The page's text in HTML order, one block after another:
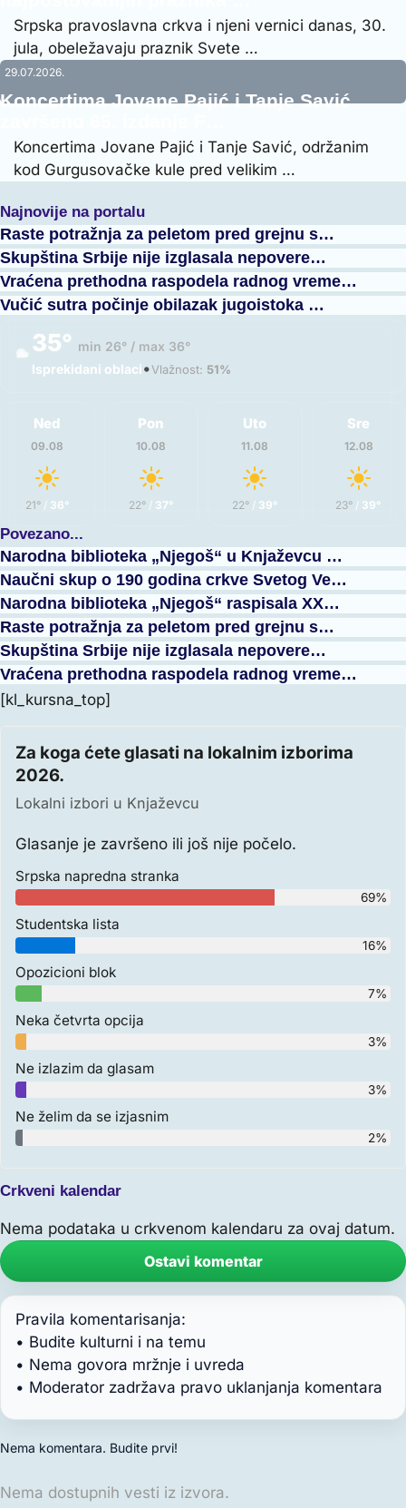
Srpska pravoslavna crkva i njeni vernici danas, 30.
jula, obeležavaju praznik Svete …
29.07.2026.
Koncertima Jovane Pajić i Tanje Savić
Koncertima Jovane Pajić i Tanje Savić, održanim
kod Gurgusovačke kule pred velikim …
Najnovije na portalu
Raste potražnja za peletom pred grejnu s…
Skupština Srbije nije izglasala nepovere…
Vraćena prethodna raspodela radnog vreme…
Vučić sutra počinje obilazak jugoistoka …
35° min 26° / max 36°
Isprekidani oblaci•Vlažnost: 51%
Ned
09.08
21°/ 36°
Pon
10.08
22°/ 37°
Uto
11.08
22°/ 39°
Sre
12.08
23° / 39°
Povezano...
Narodna biblioteka „Njegoš“ u Knjaževcu …
Naučni skup o 190 godina crkve Svetog Ve…
Narodna biblioteka „Njegoš“ raspisala XX…
Raste potražnja za peletom pred grejnu s…
Skupština Srbije nije izglasala nepovere…
Vraćena prethodna raspodela radnog vreme…
[kl_kursna_top]
Za koga ćete glasati na lokalnim izborima
2026.
Lokalni izbori u Knjaževcu
Glasanje je završeno ili još nije počelo.
Srpska napredna stranka
69%
Studentska lista
16%
Opozicioni blok
7%
Neka četvrta opcija
3%
Ne izlazim da glasam
3%
Ne želim da se izjasnim
2%
Crkveni kalendar
Nema podataka u crkvenom kalendaru za ovaj datum.
Ostavi komentar
Pravila komentarisanja:
• Budite kulturni i na temu
• Nema govora mržnje i uvreda
• Moderator zadržava pravo uklanjanja komentara
Nema komentara. Budite prvi!
Nema dostupnih vesti iz izvora.